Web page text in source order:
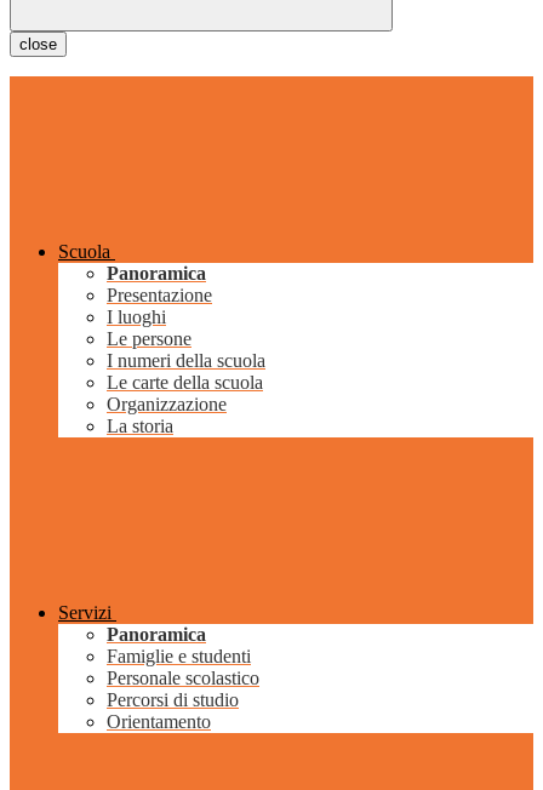
close
Scuola
Panoramica
Presentazione
I luoghi
Le persone
I numeri della scuola
Le carte della scuola
Organizzazione
La storia
Servizi
Panoramica
Famiglie e studenti
Personale scolastico
Percorsi di studio
Orientamento